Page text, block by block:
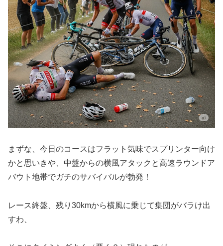
まずな、今日のコースはフラット気味でスプリンター向け
かと思いきや、中盤からの横風アタックと高速ラウンドア
バウト地帯でガチのサバイバルが勃発！
レース終盤、残り30kmから横風に乗じて集団がバラけ出
すわ、